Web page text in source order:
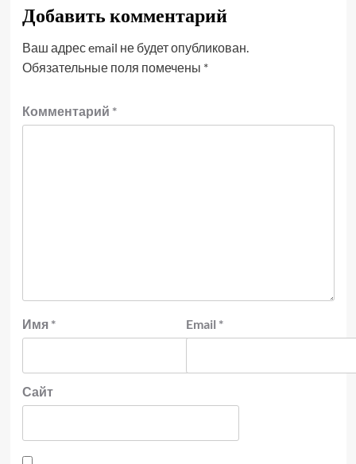
Добавить комментарий
Ваш адрес email не будет опубликован.
Обязательные поля помечены *
Комментарий *
Имя * Email *
Сайт